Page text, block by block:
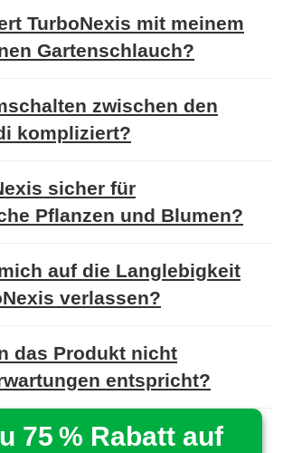
TurboNexis mit meinem
Gartenschlauch?
zwischen den
kompliziert?
sicher für
Pflanzen und Blumen?
auf die Langlebigkeit
verlassen?
das Produkt nicht
entspricht?
75 % Rabatt auf